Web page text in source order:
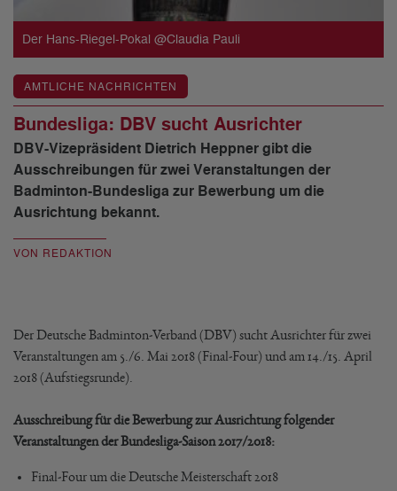
Der Hans-Riegel-Pokal @Claudia Pauli
AMTLICHE NACHRICHTEN
Bundesliga: DBV sucht Ausrichter
DBV-Vizepräsident Dietrich Heppner gibt die
Ausschreibungen für zwei Veranstaltungen der
Badminton-Bundesliga zur Bewerbung um die
Ausrichtung bekannt.
VON REDAKTION
Der Deutsche Badminton-Verband (DBV) sucht Ausrichter für zwei
Veranstaltungen am 5./6. Mai 2018 (Final-Four) und am 14./15. April
2018 (Aufstiegsrunde).
Ausschreibung für die Bewerbung zur Ausrichtung folgender
Veranstaltungen der Bundesliga-Saison 2017/2018:
Final-Four um die Deutsche Meisterschaft 2018